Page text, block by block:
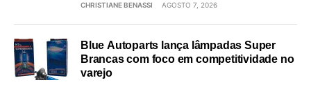
CHRISTIANE BENASSI AGOSTO 7, 2026
Blue Autoparts lança lâmpadas Super
Brancas com foco em competitividade no
varejo